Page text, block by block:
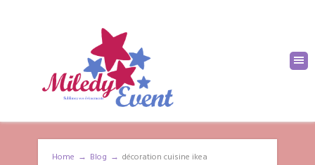
Home → Blog → décoration cuisine ikea